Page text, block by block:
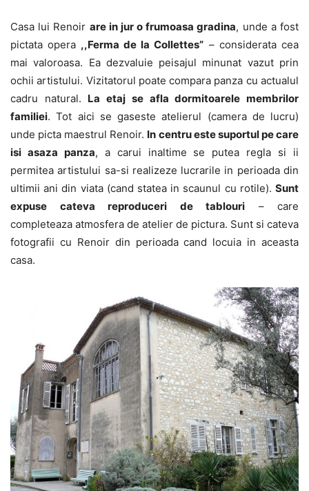
Casa lui Renoir are in jur o frumoasa gradina, unde a fost
pictata opera ,,Ferma de la Collettes” – considerata cea
mai valoroasa. Ea dezvaluie peisajul minunat vazut prin
ochii artistului. Vizitatorul poate compara panza cu actualul
cadru natural. La etaj se afla dormitoarele membrilor
familiei. Tot aici se gaseste atelierul (camera de lucru)
unde picta maestrul Renoir. In centru este suportul pe care
isi asaza panza, a carui inaltime se putea regla si ii
permitea artistului sa-si realizeze lucrarile in perioada din
ultimii ani din viata (cand statea in scaunul cu rotile). Sunt
expuse cateva reproduceri de tablouri – care
completeaza atmosfera de atelier de pictura. Sunt si cateva
fotografii cu Renoir din perioada cand locuia in aceasta
casa.